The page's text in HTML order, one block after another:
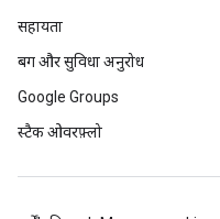
सहायता
बग और सुविधा अनुरोध
Google Groups
स्टैक ओवरफ़्लो